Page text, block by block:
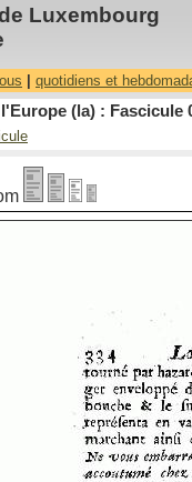
Luxembourg
quotidiens et
(la) : Fascicule